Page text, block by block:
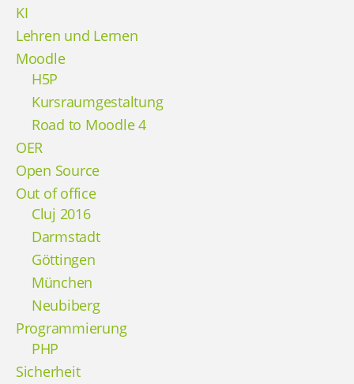
KI
Lehren und Lernen
Moodle
H5P
Kursraumgestaltung
Road to Moodle 4
OER
Open Source
Out of office
Cluj 2016
Darmstadt
Göttingen
München
Neubiberg
Programmierung
PHP
Sicherheit